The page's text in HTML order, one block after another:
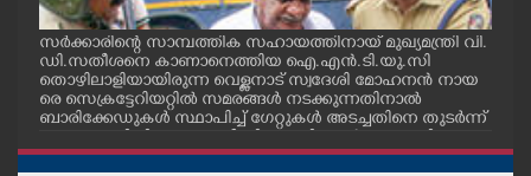
SPIRITUAL
INFO+
ART
സർക്കാരിന്റെ സാമ്പത്തിക സഹായത്തിനായ് മുഖ്യമന്ത്രി വി.
ഡി.സതീശനെ കാണാനെത്തിയ ഐ.എൻ.ടി.യു.സി
തൊഴിലാളിയായിരുന്ന വെള്ളനാട് സ്വദേശി മോഹനൻ നായ
രെ സെക്രട്ടേറിയറ്റിൽ സമരങ്ങൾ നടക്കുന്നതിനാൽ
ബാരിക്കേഡുകൾ സ്ഥാപിച്ച് ഗേറ്റുകൾ അടച്ചതിനെ തുടർന്ന്
പൊലീസ് ഉദ്യോഗസ്ഥർ. വാർദ്ധക്യ സഹജമായ അസുഖ